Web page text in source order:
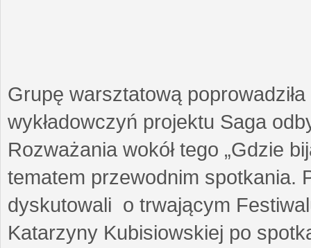
Grupę warsztatową
wykładowczyń projektu Saga
Rozważania wokół tego „Gdzie
tematem przewodnim spotkania.
dyskutowali o trwającym
Katarzyny Kubisiowskiej po